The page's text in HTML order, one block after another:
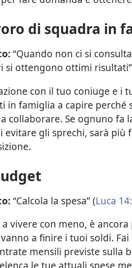
di squadra in
“Quando non ci si
si ottengono ottimi
con il tuo coniuge e i
in famiglia a capire perché
collaborare. Se ognuno fa
evitare gli sprechi, sarà più
“Calcola la spesa” (Luca
a vivere con meno, è
a finire i tuoi soldi.
mensili previste sulla
le tue attuali spese